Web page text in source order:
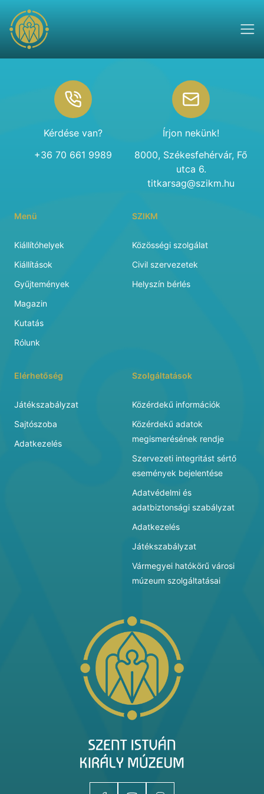
Kérdése van?
+36 70 661 9989
Írjon nekünk!
8000, Székesfehérvár, Fő
utca 6.
titkarsag@szikm.hu
Menü
Kiállítóhelyek
Kiállítások
Gyűjtemények
Magazin
Kutatás
Rólunk
SZIKM
Közösségi szolgálat
Civil szervezetek
Helyszín bérlés
Elérhetőség
Játékszabályzat
Sajtószoba
Adatkezelés
Szolgáltatások
Közérdekű információk
Közérdekű adatok
megismerésének rendje
Szervezeti integritást sértő
események bejelentése
Adatvédelmi és
adatbiztonsági szabályzat
Adatkezelés
Játékszabályzat
Vármegyei hatókörű városi
múzeum szolgáltatásai